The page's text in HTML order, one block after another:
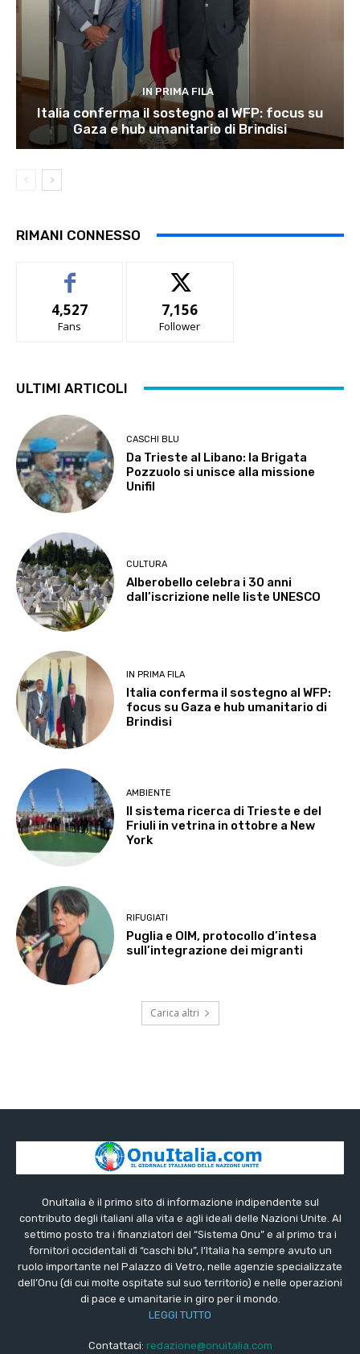
IN PRIMA FILA
Italia conferma il sostegno al WFP: focus su
Gaza e hub umanitario di Brindisi
RIMANI CONNESSO
4,527
Fans
7,156
Follower
ULTIMI ARTICOLI
CASCHI BLU
Da Trieste al Libano: la Brigata
Pozzuolo si unisce alla missione
Unifil
CULTURA
Alberobello celebra i 30 anni
dall’iscrizione nelle liste UNESCO
IN PRIMA FILA
Italia conferma il sostegno al WFP:
focus su Gaza e hub umanitario di
Brindisi
AMBIENTE
Il sistema ricerca di Trieste e del
Friuli in vetrina in ottobre a New
York
RIFUGIATI
Puglia e OIM, protocollo d’intesa
sull’integrazione dei migranti
Carica altri
OnuItalia è il primo sito di informazione indipendente sul
contributo degli italiani alla vita e agli ideali delle Nazioni Unite. Al
settimo posto tra i finanziatori del “Sistema Onu” e al primo tra i
fornitori occidentali di “caschi blu”, l’Italia ha sempre avuto un
ruolo importante nel Palazzo di Vetro, nelle agenzie specializzate
dell’Onu (di cui molte ospitate sul suo territorio) e nelle operazioni
di pace e umanitarie in giro per il mondo.
LEGGI TUTTO
Contattaci: redazione@onuitalia.com